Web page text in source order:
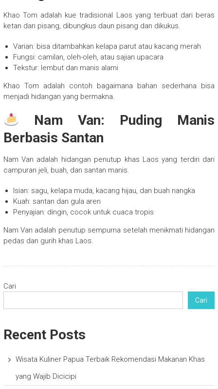
Khao Tom adalah kue tradisional Laos yang terbuat dari beras
ketan dan pisang, dibungkus daun pisang dan dikukus.
Varian: bisa ditambahkan kelapa parut atau kacang merah
Fungsi: camilan, oleh-oleh, atau sajian upacara
Tekstur: lembut dan manis alami
Khao Tom adalah contoh bagaimana bahan sederhana bisa
menjadi hidangan yang bermakna.
Nam Van: Puding Manis
Berbasis Santan
Nam Van adalah hidangan penutup khas Laos yang terdiri dari
campuran jeli, buah, dan santan manis.
Isian: sagu, kelapa muda, kacang hijau, dan buah nangka
Kuah: santan dan gula aren
Penyajian: dingin, cocok untuk cuaca tropis
Nam Van adalah penutup sempurna setelah menikmati hidangan
pedas dan gurih khas Laos.
Cari
Cari
Recent Posts
Wisata Kuliner Papua Terbaik Rekomendasi Makanan Khas
yang Wajib Dicicipi